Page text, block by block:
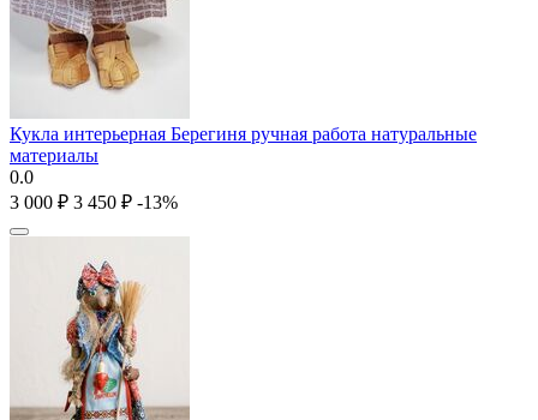
Кукла интерьерная Берегиня ручная работа натуральные
материалы
0.0
3 000 ₽ 3 450 ₽ -13%